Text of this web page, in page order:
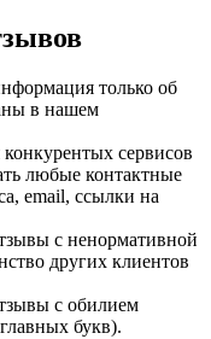
только об
в нашем
сервисов
любые контактные
email, ссылки на
с ненормативной
других клиентов
с обилием
букв).